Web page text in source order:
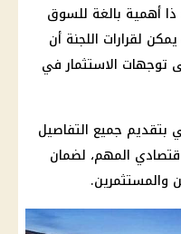
أهمية بالغة للسوق
لقرارات اللجنة أن
توجهات الاستثمار في
بتقديم جميع التفاصيل
المهم، لضمان
والمستثمرين.